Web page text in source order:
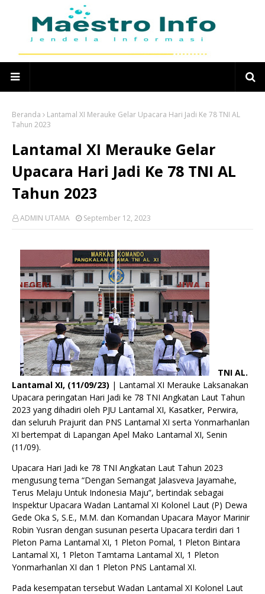
Beranda
Lantamal XI Merauke Gelar Upacara Hari Jadi Ke 78 TNI AL
Tahun 2023
Lantamal XI Merauke Gelar
Upacara Hari Jadi Ke 78 TNI AL
Tahun 2023
ADMIN UTAMA September 12, 2023
TNI AL.
Lantamal XI, (11/09/23) | Lantamal XI Merauke Laksanakan
Upacara peringatan Hari Jadi ke 78 TNI Angkatan Laut Tahun
2023 yang dihadiri oleh PJU Lantamal XI, Kasatker, Perwira,
dan seluruh Prajurit dan PNS Lantamal XI serta Yonmarhanlan
XI bertempat di Lapangan Apel Mako Lantamal XI, Senin
(11/09).
Upacara Hari Jadi ke 78 TNI Angkatan Laut Tahun 2023
mengusung tema “Dengan Semangat Jalasveva Jayamahe,
Terus Melaju Untuk Indonesia Maju”, bertindak sebagai
Inspektur Upacara Wadan Lantamal XI Kolonel Laut (P) Dewa
Gede Oka S, S.E., M.M. dan Komandan Upacara Mayor Marinir
Robin Yusran dengan susunan peserta Upacara terdiri dari 1
Pleton Pama Lantamal XI, 1 Pleton Pomal, 1 Pleton Bintara
Lantamal XI, 1 Pleton Tamtama Lantamal XI, 1 Pleton
Yonmarhanlan XI dan 1 Pleton PNS Lantamal XI.
Pada kesempatan tersebut Wadan Lantamal XI Kolonel Laut